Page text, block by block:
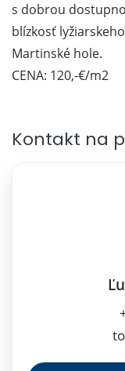
s dobrou
blízkosť
Martinské hole.
CENA: 120,-€/m2
Kontakt na